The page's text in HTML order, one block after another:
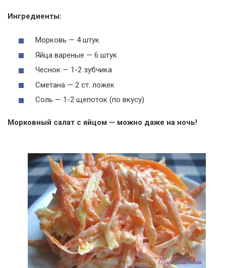
Ингредиенты:
Морковь — 4 штук
Яйца вареные — 6 штук
Чеснок — 1-2 зубчика
Сметана — 2 ст. ложек
Соль — 1-2 щепоток (по вкусу)
Морковный салат с яйцом — можно даже на ночь!